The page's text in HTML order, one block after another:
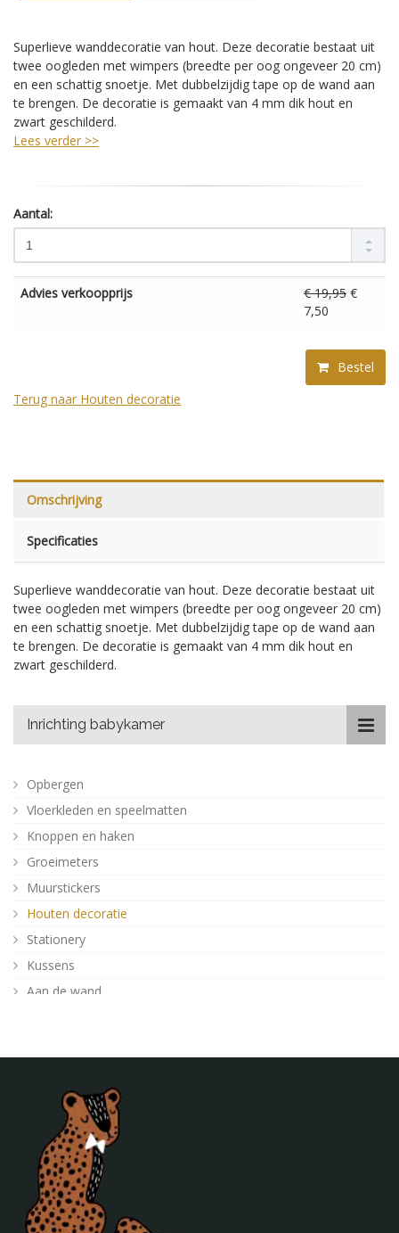
Superlieve wanddecoratie van hout. Deze decoratie bestaat uit
twee oogleden met wimpers (breedte per oog ongeveer 20 cm)
en een schattig snoetje. Met dubbelzijdig tape op de wand aan
te brengen. De decoratie is gemaakt van 4 mm dik hout en
zwart geschilderd.
Lees verder >>
Aantal:
Advies verkoopprijs € 19,95 €
7,50
Bestel
Terug naar Houten decoratie
Omschrijving
Specificaties
Superlieve wanddecoratie van hout. Deze decoratie bestaat uit
twee oogleden met wimpers (breedte per oog ongeveer 20 cm)
en een schattig snoetje. Met dubbelzijdig tape op de wand aan
te brengen. De decoratie is gemaakt van 4 mm dik hout en
zwart geschilderd.
Inrichting babykamer
Opbergen
Vloerkleden en speelmatten
Knoppen en haken
Groeimeters
Muurstickers
Houten decoratie
Stationery
Kussens
Aan de wand
Decoratie
Behang